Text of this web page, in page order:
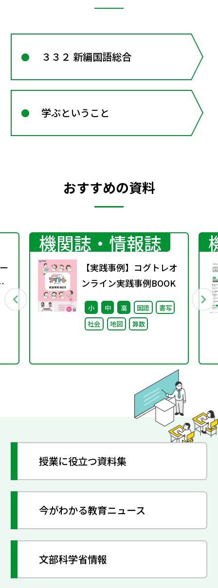
３３２ 新編国語総合
学ぶということ
おすすめの資料
機関誌・情報誌
【実践事例】コグトレオ
ンライン実践事例BOOK
小 中 高 国語
書写
社会
地図 算数
授業に役立つ資料集
今がわかる教育ニュース
文部科学省情報